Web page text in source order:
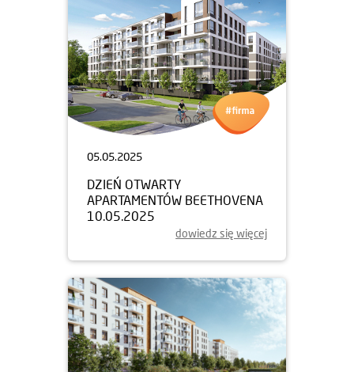
05.05.2025
DZIEŃ OTWARTY
APARTAMENTÓW BEETHOVENA
10.05.2025
dowiedz się więcej